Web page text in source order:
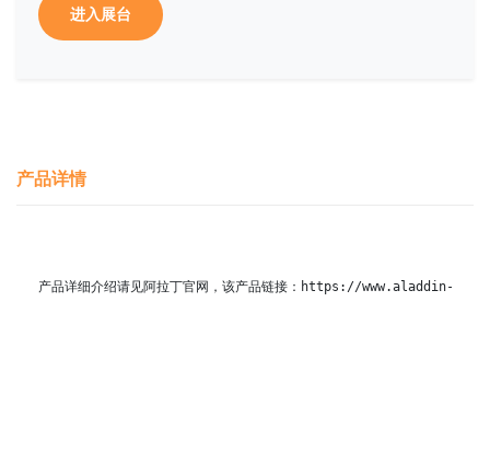
进入展台
产品详情
产品详细介绍请见阿拉丁官网，该产品链接：https://www.aladdin-